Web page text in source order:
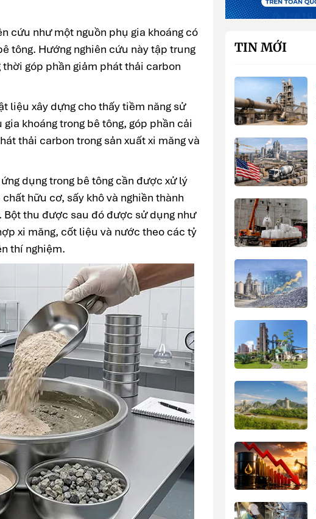
cứu như một nguồn phụ gia khoáng có
tông. Hướng nghiên cứu này tập trung
góp phần giảm phát thải carbon
liệu xây dựng cho thấy tiềm năng sử
khoáng trong bê tông, góp phần cải
thải carbon trong sản xuất xi măng và
dụng trong bê tông cần được xử lý
hữu cơ, sấy khô và nghiền thành
thu được sau đó được sử dụng như
xi măng, cốt liệu và nước theo các tỷ
thí nghiệm.
TIN MỚI